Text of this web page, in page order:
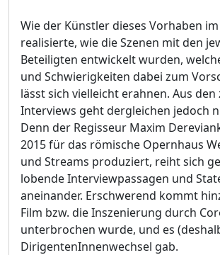
Wie der Künstler dieses Vorhaben
realisierte, wie die Szenen mit den
Beteiligten entwickelt wurden,
und Schwierigkeiten dabei zum
lässt sich vielleicht erahnen. Aus
Interviews geht dergleichen jedoch
Denn der Regisseur Maxim
2015 für das römische Opernhaus
und Streams produziert, reiht sich
lobende Interviewpassagen und
aneinander. Erschwerend kommt
Film bzw. die Inszenierung durch
unterbrochen wurde, und es
DirigentenInnenwechsel gab.